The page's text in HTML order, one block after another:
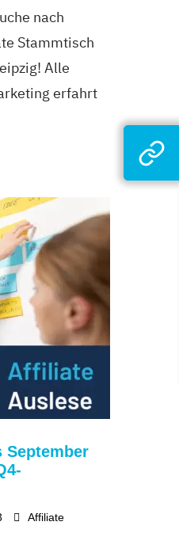
nach
Stammtisch
Alle
erfahrt
September
Affiliate